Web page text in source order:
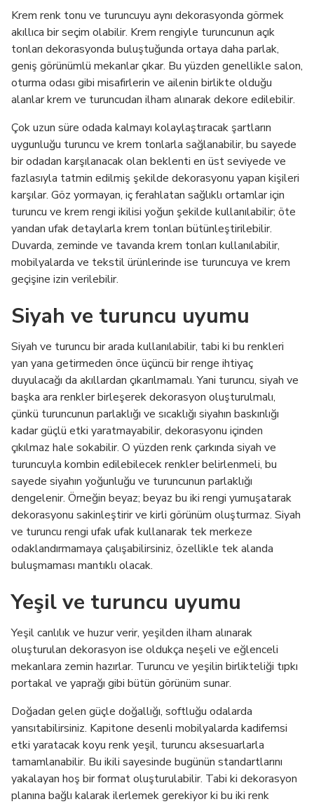
Krem renk tonu ve turuncuyu aynı dekorasyonda görmek
akıllıca bir seçim olabilir. Krem rengiyle turuncunun açık
tonları dekorasyonda buluştuğunda ortaya daha parlak,
geniş görünümlü mekanlar çıkar. Bu yüzden genellikle salon,
oturma odası gibi misafirlerin ve ailenin birlikte olduğu
alanlar krem ve turuncudan ilham alınarak dekore edilebilir.
Çok uzun süre odada kalmayı kolaylaştıracak şartların
uygunluğu turuncu ve krem tonlarla sağlanabilir, bu sayede
bir odadan karşılanacak olan beklenti en üst seviyede ve
fazlasıyla tatmin edilmiş şekilde dekorasyonu yapan kişileri
karşılar. Göz yormayan, iç ferahlatan sağlıklı ortamlar için
turuncu ve krem rengi ikilisi yoğun şekilde kullanılabilir; öte
yandan ufak detaylarla krem tonları bütünleştirilebilir.
Duvarda, zeminde ve tavanda krem tonları kullanılabilir,
mobilyalarda ve tekstil ürünlerinde ise turuncuya ve krem
geçişine izin verilebilir.
Siyah ve turuncu uyumu
Siyah ve turuncu bir arada kullanılabilir, tabi ki bu renkleri
yan yana getirmeden önce üçüncü bir renge ihtiyaç
duyulacağı da akıllardan çıkarılmamalı. Yani turuncu, siyah ve
başka ara renkler birleşerek dekorasyon oluşturulmalı,
çünkü turuncunun parlaklığı ve sıcaklığı siyahın baskınlığı
kadar güçlü etki yaratmayabilir, dekorasyonu içinden
çıkılmaz hale sokabilir. O yüzden renk çarkında siyah ve
turuncuyla kombin edilebilecek renkler belirlenmeli, bu
sayede siyahın yoğunluğu ve turuncunun parlaklığı
dengelenir. Örneğin beyaz; beyaz bu iki rengi yumuşatarak
dekorasyonu sakinleştirir ve kirli görünüm oluşturmaz. Siyah
ve turuncu rengi ufak ufak kullanarak tek merkeze
odaklandırmamaya çalışabilirsiniz, özellikle tek alanda
buluşmaması mantıklı olacak.
Yeşil ve turuncu uyumu
Yeşil canlılık ve huzur verir, yeşilden ilham alınarak
oluşturulan dekorasyon ise oldukça neşeli ve eğlenceli
mekanlara zemin hazırlar. Turuncu ve yeşilin birlikteliği tıpkı
portakal ve yaprağı gibi bütün görünüm sunar.
Doğadan gelen güçle doğallığı, softluğu odalarda
yansıtabilirsiniz. Kapitone desenli mobilyalarda kadifemsi
etki yaratacak koyu renk yeşil, turuncu aksesuarlarla
tamamlanabilir. Bu ikili sayesinde bugünün standartlarını
yakalayan hoş bir format oluşturulabilir. Tabi ki dekorasyon
planına bağlı kalarak ilerlemek gerekiyor ki bu iki renk